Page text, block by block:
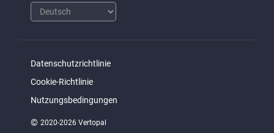
Datenschutzrichtlinie
Cookie-Richtlinie
Nutzungsbedingungen
© 2020-2026 Vertopal